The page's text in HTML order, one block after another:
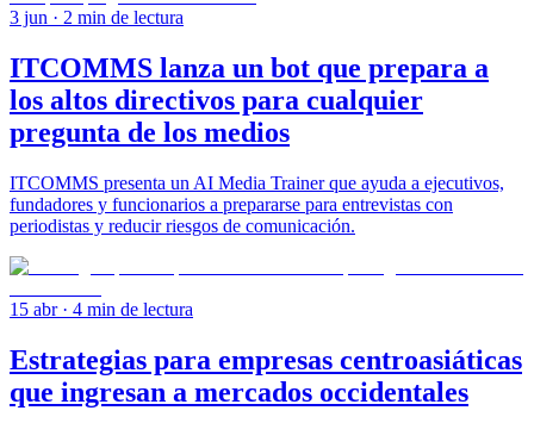
3 jun · 2 min de lectura
ITCOMMS lanza un bot que prepara a
los altos directivos para cualquier
pregunta de los medios
ITCOMMS presenta un AI Media Trainer que ayuda a ejecutivos,
fundadores y funcionarios a prepararse para entrevistas con
periodistas y reducir riesgos de comunicación.
15 abr· 4 min de lectura
Estrategias para empresas centroasiáticas
que ingresan a mercados occidentales